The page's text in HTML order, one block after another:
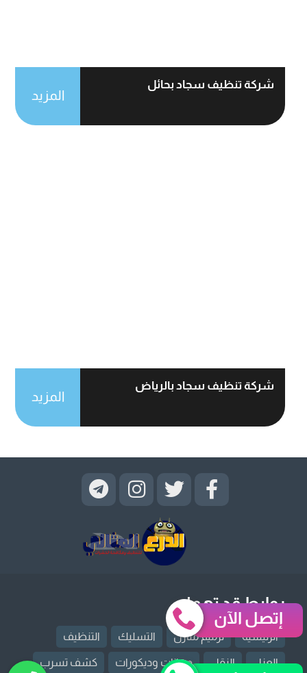
شركة تنظيف سجاد بحائل
المزيد
شركة تنظيف سجاد بالرياض
المزيد
روابط قد تهمك
الرئيسية ترميم منازل التسليك التنظيف
العزل النقل دهانات وديكورات كشف تسرب
إتصل الآن